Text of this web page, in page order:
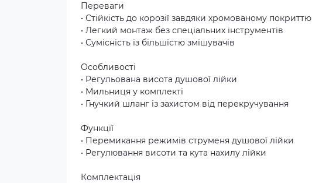
Переваги
• Стійкість до корозії завдяки хромованому покриттю
• Легкий монтаж без спеціальних інструментів
• Сумісність із більшістю змішувачів
Особливості
• Регульована висота душової лійки
• Мильниця у комплекті
• Гнучкий шланг із захистом від перекручування
Функції
• Перемикання режимів струменя душової лійки
• Регулювання висоти та кута нахилу лійки
Комплектація